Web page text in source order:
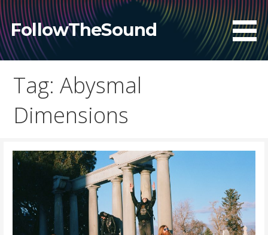
Skip
to
content
FollowTheSound
Tag: Abysmal
Dimensions